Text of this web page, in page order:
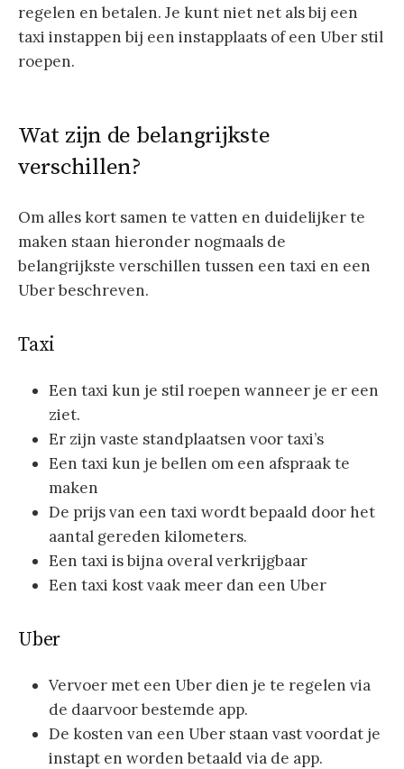
regelen en betalen. Je kunt niet net als bij een
taxi instappen bij een instapplaats of een Uber stil
roepen.
Wat zijn de belangrijkste
verschillen?
Om alles kort samen te vatten en duidelijker te
maken staan hieronder nogmaals de
belangrijkste verschillen tussen een taxi en een
Uber beschreven.
Taxi
Een taxi kun je stil roepen wanneer je er een
ziet.
Er zijn vaste standplaatsen voor taxi’s
Een taxi kun je bellen om een afspraak te
maken
De prijs van een taxi wordt bepaald door het
aantal gereden kilometers.
Een taxi is bijna overal verkrijgbaar
Een taxi kost vaak meer dan een Uber
Uber
Vervoer met een Uber dien je te regelen via
de daarvoor bestemde app.
De kosten van een Uber staan vast voordat je
instapt en worden betaald via de app.